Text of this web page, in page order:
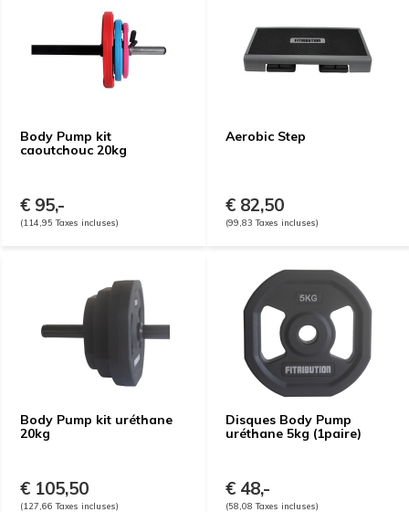
Body Pump kit
caoutchouc 20kg
€ 95,-
(114,95 Taxes incluses)
Aerobic Step
€ 82,50
(99,83 Taxes incluses)
Body Pump kit uréthane
20kg
€ 105,50
(127,66 Taxes incluses)
Disques Body Pump
uréthane 5kg (1paire)
€ 48,-
(58,08 Taxes incluses)